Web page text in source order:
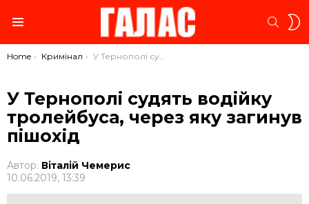
You are here:
Home Кримінал У Тернополі судять водійку тролейбуса, через яку загинув пішохід
У Тернополі судять водійку
тролейбуса, через яку загинув
пішохід
Автор: Віталій Чемерис
10.06.2019, 13:39